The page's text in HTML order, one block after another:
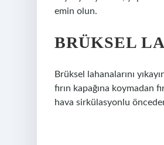
emin olun.
BRÜKSEL
Brüksel lahanalarını
fırın kapağına koymadan
hava sirkülasyonlu